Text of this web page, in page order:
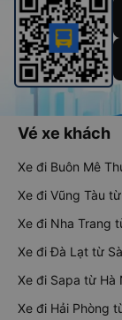
Vé xe khách
Xe đi Buôn Mê
Xe đi Vũng Tàu
Xe đi Nha Trang
Xe đi Đà Lạt từ
Xe đi Sapa từ Hà
Xe đi Hải Phòng